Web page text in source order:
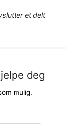
et delt
deg
mulig.